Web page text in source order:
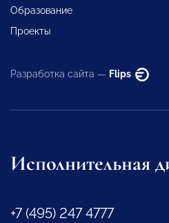
Образование
Проекты
Разработка сайта — Flips
Исполнительная
+7 (495) 247 4777